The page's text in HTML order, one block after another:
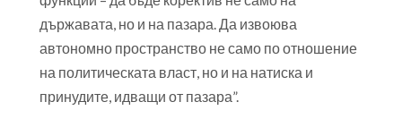
държавата, но и на пазара. Да извоюва
автономно пространство не само по отношение
на политическата власт, но и на натиска и
принудите, идващи от пазара”.